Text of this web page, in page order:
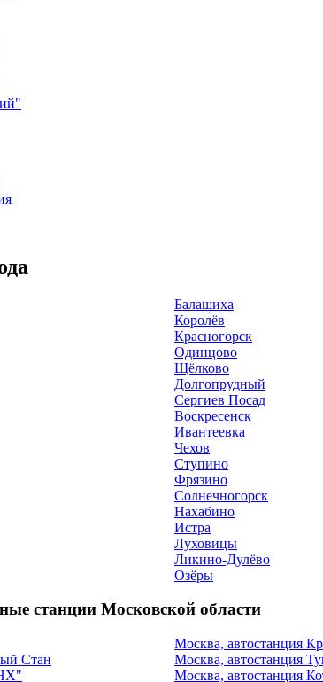
Балашиха
Королёв
Красногорск
Одинцово
Щёлково
Долгопрудный
Сергиев Посад
Воскресенск
Ивантеевка
Чехов
Ступино
Фрязино
Солнечногорск
Нахабино
Истра
Луховицы
Ликино-Дулёво
Озёры
станции Московской области
Москва, автостанция
Стан
Москва, автостанция
Москва, автостанция